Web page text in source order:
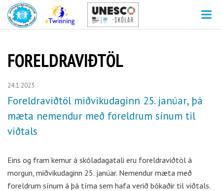
FORELDRAVIÐTÖL
24.1.2023
Foreldraviðtöl miðvikudaginn 25. janúar, þá
mæta nemendur með foreldrum sínum til
viðtals
Eins og fram kemur á skóladagatali eru foreldraviðtöl á
morgun, miðvikudaginn 25. janúar. Nemendur mæta með
foreldrum sínum á þá tíma sem hafa verið bókaðir til viðtals.